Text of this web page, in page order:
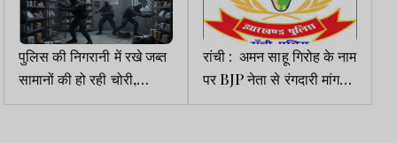
पुलिस की निगरानी में रखे जब्त
सामानों की हो रही चोरी,
कार्यप्रणाली व लापरवाही पर
रांची : अमन साहू गिरोह के नाम
पर BJP नेता से रंगदारी मांगने
वाला गिरफ्तार